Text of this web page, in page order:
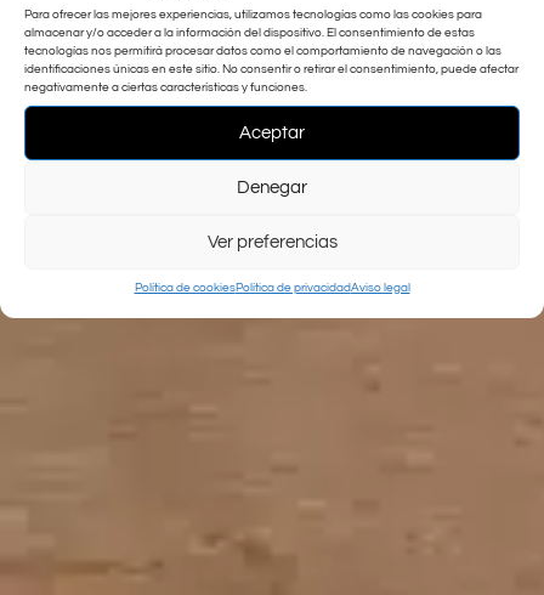
Para ofrecer las mejores experiencias, utilizamos tecnologías como las cookies para
almacenar y/o acceder a la información del dispositivo. El consentimiento de estas
tecnologías nos permitirá procesar datos como el comportamiento de navegación o las
identificaciones únicas en este sitio. No consentir o retirar el consentimiento, puede afectar
negativamente a ciertas características y funciones.
Aceptar
Denegar
Ver preferencias
Política de cookiesPolítica de privacidadAviso legal